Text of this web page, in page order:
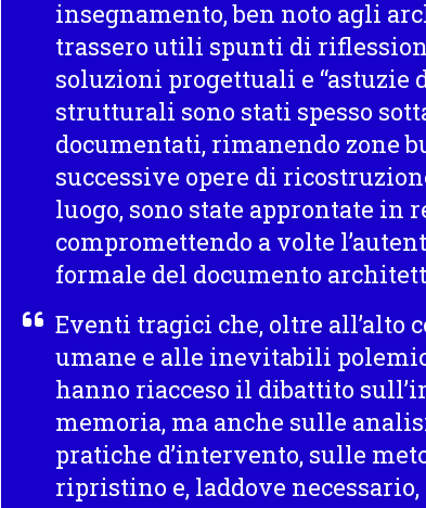
insegnamento, ben noto agli
trassero utili spunti di
soluzioni progettuali e “astuzie
strutturali sono stati spesso
documentati, rimanendo zone
successive opere di
luogo, sono state approntate in
compromettendo a volte
formale del documento
Eventi tragici che, oltre all’alto
umane e alle inevitabili
hanno riacceso il dibattito
memoria, ma anche sulle
pratiche d’intervento, sulle
ripristino e, laddove